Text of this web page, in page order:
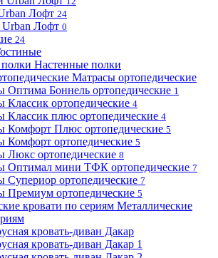
Лофт 24
Urban Лофт 0
24
Настенные полки
Матрасы ортопедические
Оптима Боннель ортопедические 1
Классик ортопедические 4
Классик плюс ортопедические 4
Комфорт Плюс ортопедические 5
Комфорт ортопедические 5
Люкс ортопедические 8
Оптимал мини ТФК ортопедические 7
Супериор ортопедические 7
Премиум ортопедические 5
Металлические
кровать-диван Дакар
кровать-диван Дакар 1